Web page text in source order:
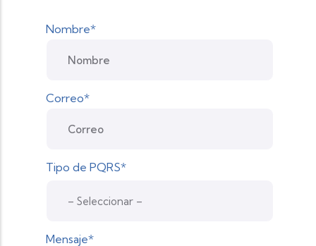
Nombre*
Correo*
Tipo de PQRS*
Mensaje*